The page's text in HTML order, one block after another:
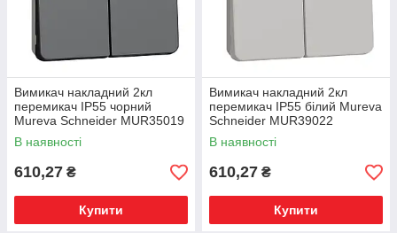
Вимикач накладний 2кл
перемикач IP55 чорний
Mureva Schneider MUR35019
В наявності
610,27 ₴
Купити
Вимикач накладний 2кл
перемикач IP55 білий Mureva
Schneider MUR39022
В наявності
610,27 ₴
Купити